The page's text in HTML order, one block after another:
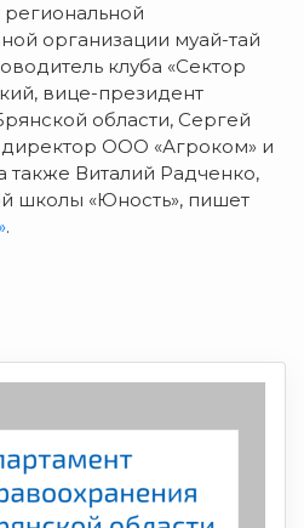
организации муай-тай
клуба «Сектор
вице-президент
области, Сергей
ООО «Агроком» и
также Виталий Радченко,
школы «Юность», пишет
.